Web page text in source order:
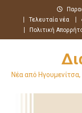
περιεχόμενο
Τελευταία νέα
Πολιτική
Νέα από